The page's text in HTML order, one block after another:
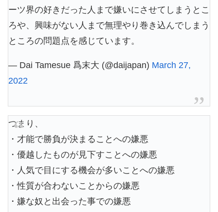
ーツ界の好きだった人まで嫌いにさせてしまうとこ
ろや、興味がない人まで無理やり巻き込んでしまう
ところの問題点を感じています。
— Dai Tamesue 爲末大 (@daijapan) March 27,
2022
つまり、
・才能で勝負が決まることへの嫌悪
・優越したものが見下すことへの嫌悪
・人気で目にする機会が多いことへの嫌悪
・性質が合わないことからの嫌悪
・嫌な奴と出会った事での嫌悪